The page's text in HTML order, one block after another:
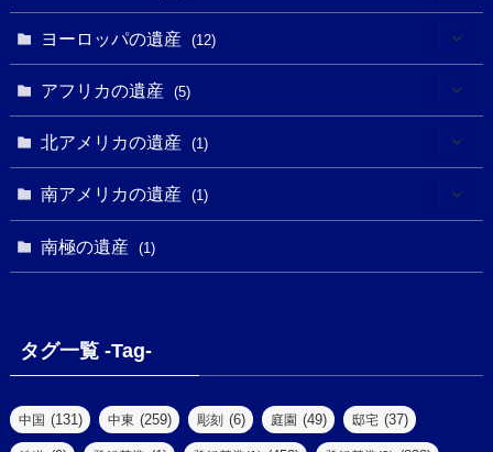
(3)
(7)
(5)
(2)
(5)
(16)
(62)
(14)
(5)
(2)
(2)
(8)
(7)
(2)
(47)
(8)(1)
(1)
(18)
(2)
ヨーロッパの遺産 (12)
(2)
(1)
(1)
(2)
(2)
アフリカの遺産 (5)
(3)
北アメリカの遺産 (1)
(1)
(1)
南アメリカの遺産 (1)
南極の遺産 (1)
タグ一覧 -Tag-
中国 (131) 中東 (259) 彫刻 (6) 庭園 (49) 邸宅 (37)